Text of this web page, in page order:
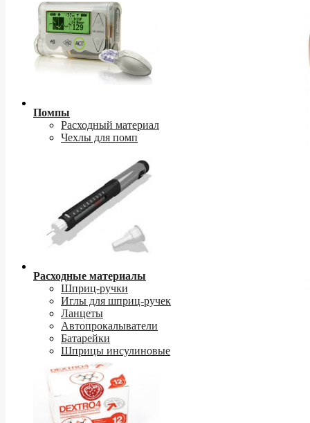
Помпы
Расходный материал
Чехлы для помп
Расходные материалы
Шприц-ручки
Иглы для шприц-ручек
Ланцеты
Автопрокалыватели
Батарейки
Шприцы инсулиновые